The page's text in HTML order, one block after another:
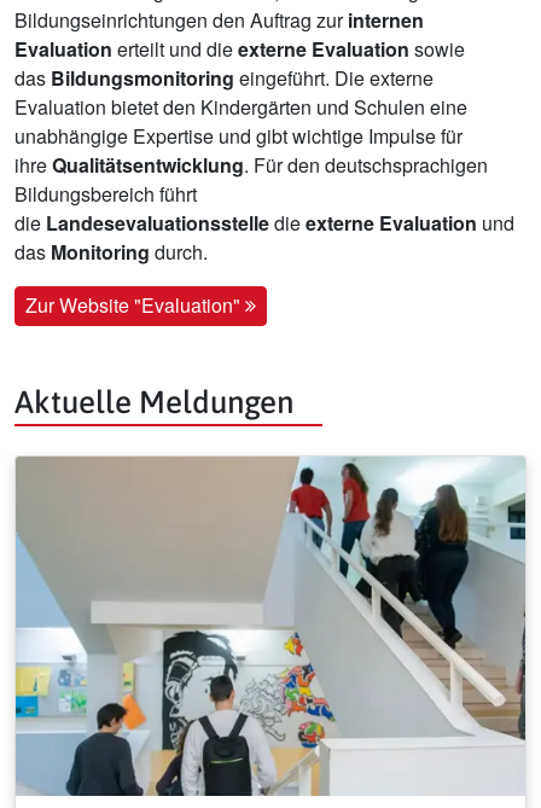
Bildungseinrichtungen den Auftrag zurinternen
Evaluation erteilt und dieexterne Evaluation sowie
das Bildungsmonitoring eingeführt. Die externe
Evaluation bietet den Kindergärten und Schulen eine
unabhängige Expertise und gibt wichtige Impulse für
ihreQualitätsentwicklung. Für den deutschsprachigen
Bildungsbereich führt
die Landesevaluationsstelledieexterne Evaluation und
das Monitoring durch.
Zur Website "Evaluation"
Aktuelle Meldungen